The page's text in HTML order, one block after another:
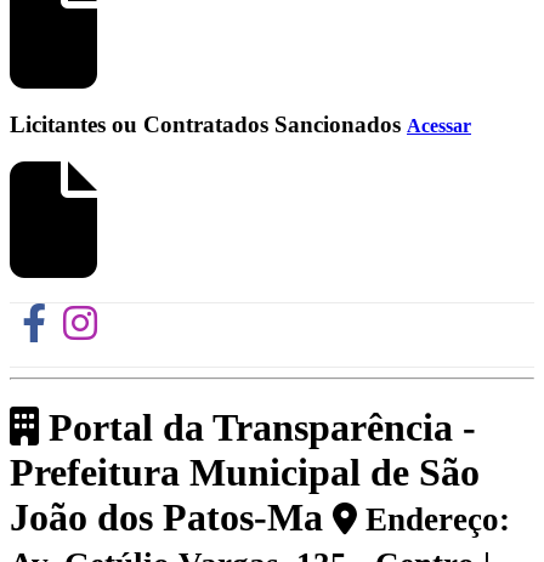
Licitantes ou Contratados Sancionados Acessar
Portal da Transparência -
Prefeitura Municipal de São
João dos Patos-Ma
Endereço: